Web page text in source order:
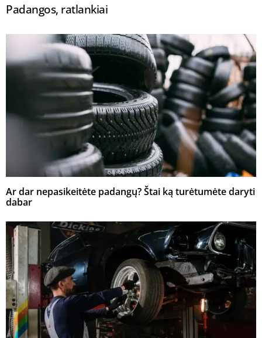
Padangos, ratlankiai
Ar dar nepasikeitėte padangų? Štai ką turėtumėte daryti
dabar